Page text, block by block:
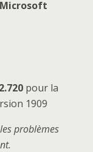
pour la
1909
problèmes